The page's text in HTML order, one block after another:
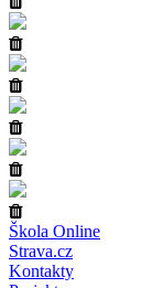
Škola Online
Strava.cz
Kontakty